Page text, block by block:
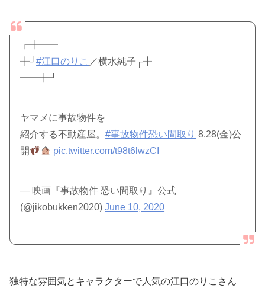
┏┿━━
╂┘#江口のりこ ／横水純子┌╂
━━┿┛
ヤマメに事故物件を
紹介する不動産屋。#事故物件恐い間取り 8.28(金)公
開
pic.twitter.com/t98t6lwzCI
— 映画『事故物件 恐い間取り』公式
(@jikobukken2020)June 10, 2020
独特な雰囲気とキャラクターで人気の江口のりこさん